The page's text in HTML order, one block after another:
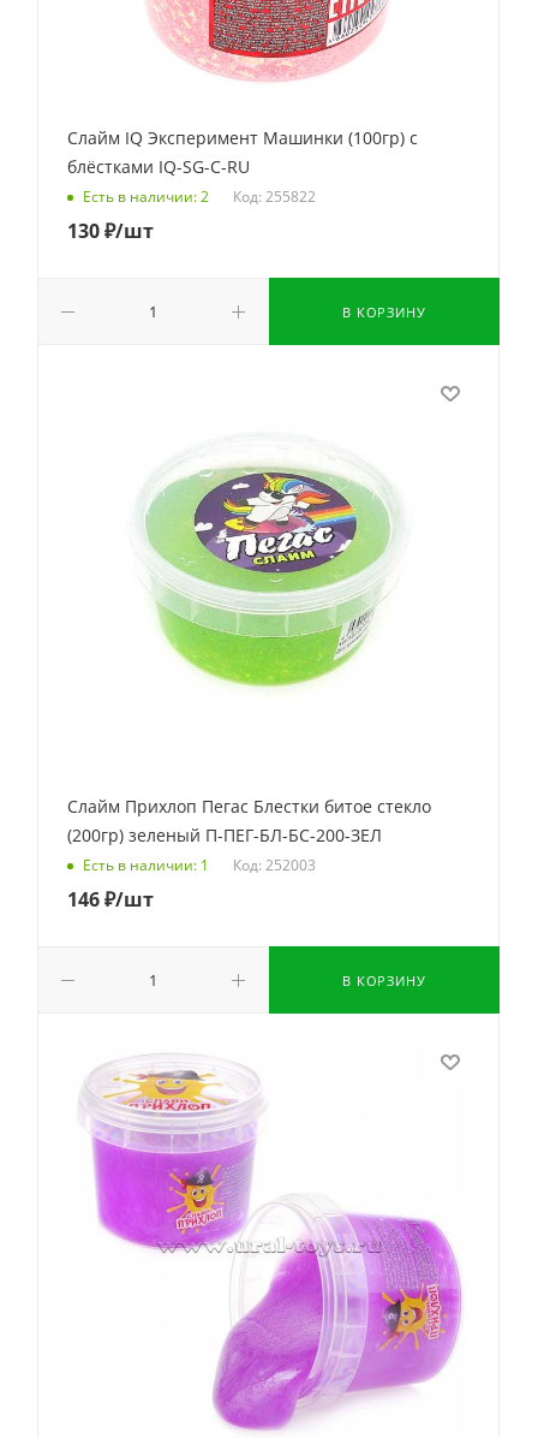
Слайм IQ Эксперимент Машинки (100гр) с
блёстками IQ-SG-C-RU
Есть в наличии: 2 Код: 255822
130₽/шт
В КОРЗИНУ
Слайм Прихлоп Пегас Блестки битое стекло
(200гр) зеленый П-ПЕГ-БЛ-БС-200-ЗЕЛ
Есть в наличии: 1 Код: 252003
146₽/шт
В КОРЗИНУ